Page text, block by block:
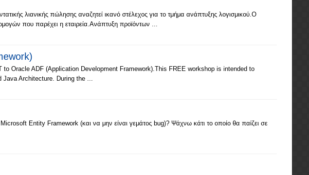
λιανικής πώλησης αναζητεί ικανό στέλεχος για το τμήμα ανάπτυξης λογισμικού.Ο
που παρέχει η εταιρεία.Ανάπτυξη προϊόντων ...
Oracle ADF (Application Development Framework).This FREE workshop is intended to
Architecture. During the ...
Entity Framework (και να μην είναι γεμάτος bug)? Ψάχνω κάτι το οποίο θα παίζει σε